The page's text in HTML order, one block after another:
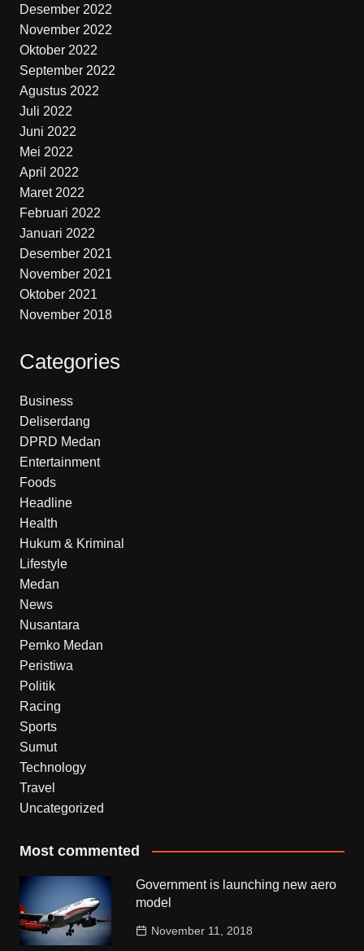
Desember 2022
November 2022
Oktober 2022
September 2022
Agustus 2022
Juli 2022
Juni 2022
Mei 2022
April 2022
Maret 2022
Februari 2022
Januari 2022
Desember 2021
November 2021
Oktober 2021
November 2018
Categories
Business
Deliserdang
DPRD Medan
Entertainment
Foods
Headline
Health
Hukum & Kriminal
Lifestyle
Medan
News
Nusantara
Pemko Medan
Peristiwa
Politik
Racing
Sports
Sumut
Technology
Travel
Uncategorized
Most commented
Government is launching new aero
model
November 11, 2018